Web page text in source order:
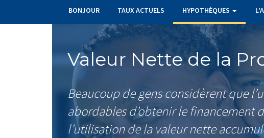
BONJOUR TAUX ACTUELS HYPOTHÈQUES
Valeur Nette de la
Beaucoup de gens considèrent que
abordables d’obtenir le financement
l’utilisation de la valeur nette